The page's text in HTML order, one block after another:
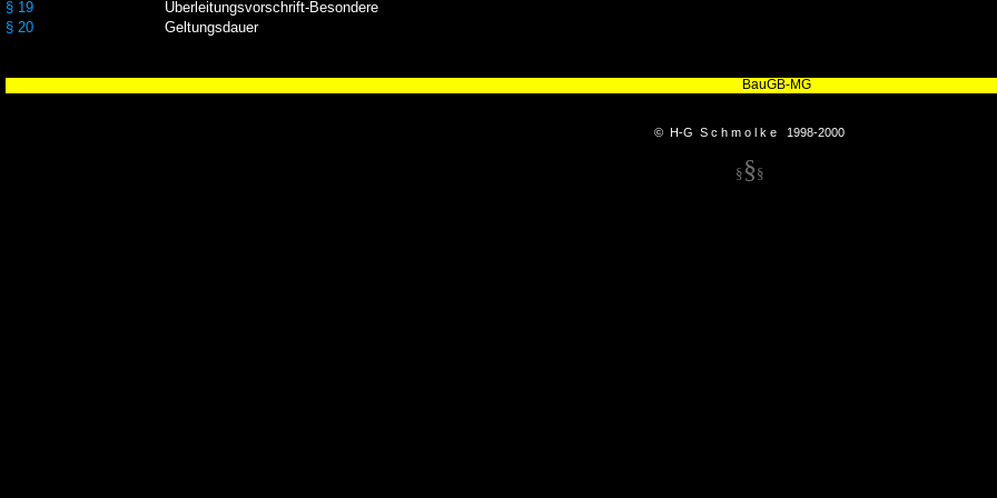
§ 19
§ 20
Überleitungsvorschrift-Besondere
Geltungsdauer
BauGB-MG
© H-G S c h m o l k e 1998-2000
§ § §